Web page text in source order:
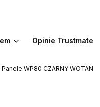
Opinie Trustmate
WP80 CZARNY WOTAN